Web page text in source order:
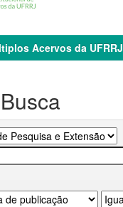
Acervos da UFRRJ